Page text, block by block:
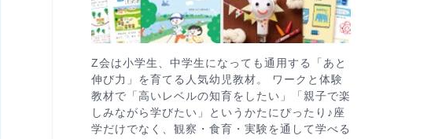
Z会は小学生、中学生になっても通用する「あと
伸び力」を育てる人気幼児教材。 ワークと体験
教材で「高いレベルの知育をしたい」「親子で楽
しみながら学びたい」というかたにぴったり♪座
学だけでなく、観察・食育・実験を通して学べる